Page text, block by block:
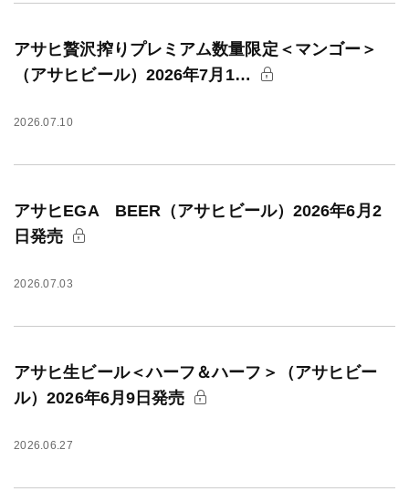
アサヒ贅沢搾りプレミアム数量限定＜マンゴー＞
（アサヒビール）2026年7月1…
2026.07.10
アサヒEGA BEER（アサヒビール）2026年6月2
日発売
2026.07.03
アサヒ生ビール＜ハーフ＆ハーフ＞（アサヒビー
ル）2026年6月9日発売
2026.06.27